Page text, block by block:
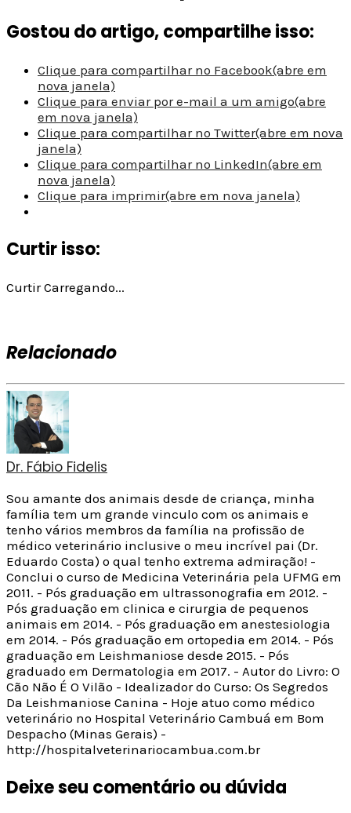
Gostou do artigo, compartilhe isso:
Clique para compartilhar no Facebook(abre em
nova janela)
Clique para enviar por e-mail a um amigo(abre
em nova janela)
Clique para compartilhar no Twitter(abre em nova
janela)
Clique para compartilhar no LinkedIn(abre em
nova janela)
Clique para imprimir(abre em nova janela)
Curtir isso:
Curtir Carregando...
Relacionado
Dr. Fábio Fidelis
Sou amante dos animais desde de criança, minha
família tem um grande vinculo com os animais e
tenho vários membros da família na profissão de
médico veterinário inclusive o meu incrível pai (Dr.
Eduardo Costa) o qual tenho extrema admiração! -
Conclui o curso de Medicina Veterinária pela UFMG em
2011. - Pós graduação em ultrassonografia em 2012. -
Pós graduação em clinica e cirurgia de pequenos
animais em 2014. - Pós graduação em anestesiologia
em 2014. - Pós graduação em ortopedia em 2014. - Pós
graduação em Leishmaniose desde 2015. - Pós
graduado em Dermatologia em 2017. - Autor do Livro: O
Cão Não É O Vilão - Idealizador do Curso: Os Segredos
Da Leishmaniose Canina - Hoje atuo como médico
veterinário no Hospital Veterinário Cambuá em Bom
Despacho (Minas Gerais) -
http://hospitalveterinariocambua.com.br
Deixe seu comentário ou dúvida